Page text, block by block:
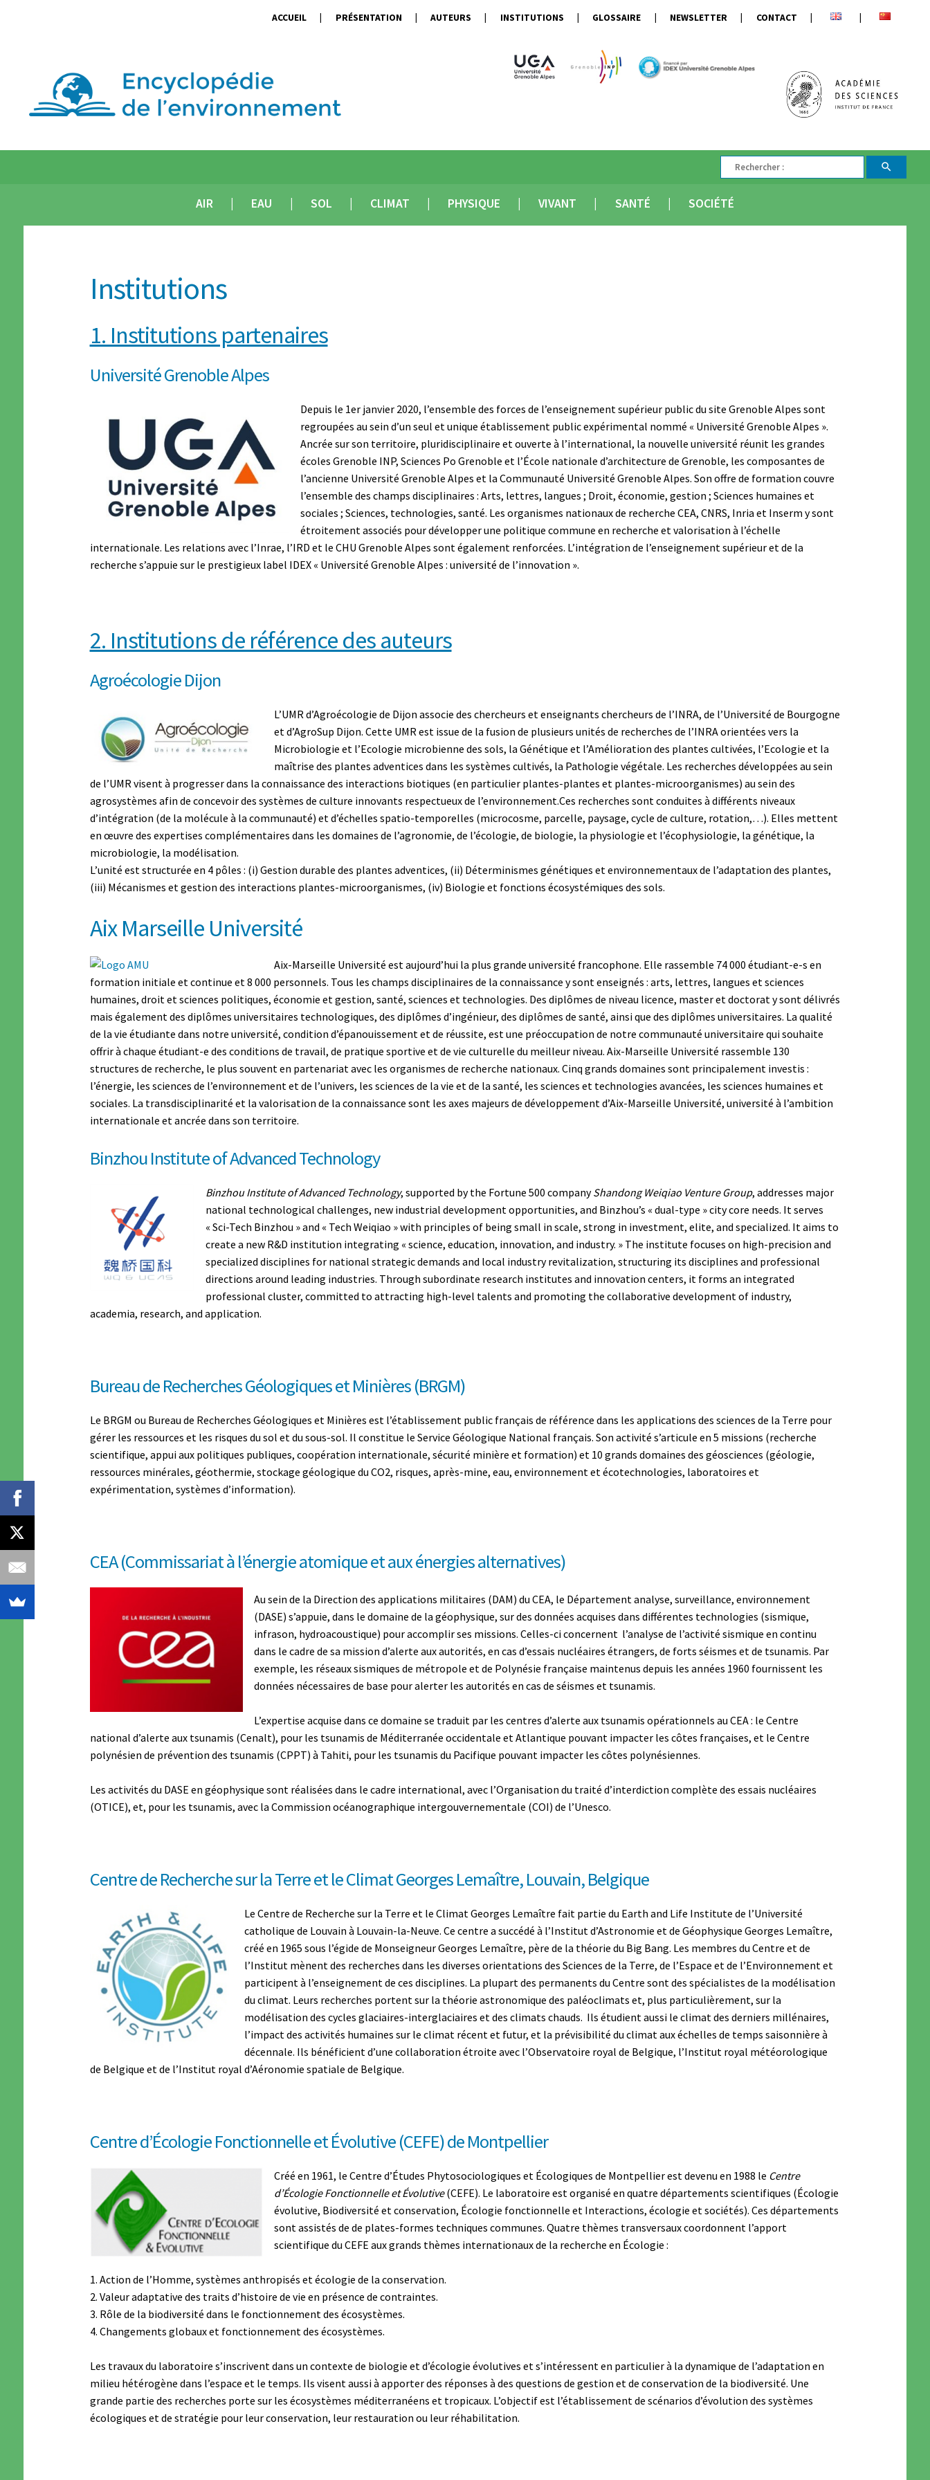
ACCUEIL PRÉSENTATION AUTEURS INSTITUTIONS GLOSSAIRE NEWSLETTER CONTACT
AIR EAU SOL CLIMAT PHYSIQUE VIVANT SANTÉ SOCIÉTÉ
Institutions
1. Institutions partenaires
Université Grenoble Alpes
Depuis le 1er janvier 2020, l’ensemble des forces de l’enseignement supérieur public du site Grenoble Alpes sont
regroupées au sein d’un seul et unique établissement public expérimental nommé « Université Grenoble Alpes ».
Ancrée sur son territoire, pluridisciplinaire et ouverte à l’international, la nouvelle université réunit les grandes
écoles Grenoble INP, Sciences Po Grenoble et l’École nationale d’architecture de Grenoble, les composantes de
l’ancienne Université Grenoble Alpes et la Communauté Université Grenoble Alpes. Son offre de formation couvre
l’ensemble des champs disciplinaires : Arts, lettres, langues ; Droit, économie, gestion ; Sciences humaines et
sociales ; Sciences, technologies, santé. Les organismes nationaux de recherche CEA, CNRS, Inria et Inserm y sont
étroitement associés pour développer une politique commune en recherche et valorisation à l’échelle
internationale. Les relations avec l’Inrae, l’IRD et le CHU Grenoble Alpes sont également renforcées. L’intégration de l’enseignement supérieur et de la
recherche s’appuie sur le prestigieux label IDEX « Université Grenoble Alpes : université de l’innovation ».
2. Institutions de référence des auteurs
Agroécologie Dijon
L’UMR d’Agroécologie de Dijon associe des chercheurs et enseignants chercheurs de l’INRA, de l’Université de Bourgogne
et d’AgroSup Dijon. Cette UMR est issue de la fusion de plusieurs unités de recherches de l’INRA orientées vers la
Microbiologie et l’Ecologie microbienne des sols, la Génétique et l’Amélioration des plantes cultivées, l’Ecologie et la
maîtrise des plantes adventices dans les systèmes cultivés, la Pathologie végétale. Les recherches développées au sein
de l’UMR visent à progresser dans la connaissance des interactions biotiques (en particulier plantes-plantes et plantes-microorganismes) au sein des
agrosystèmes afin de concevoir des systèmes de culture innovants respectueux de l’environnement.Ces recherches sont conduites à différents niveaux
d’intégration (de la molécule à la communauté) et d’échelles spatio-temporelles (microcosme, parcelle, paysage, cycle de culture, rotation,…). Elles mettent
en œuvre des expertises complémentaires dans les domaines de l’agronomie, de l’écologie, de biologie, la physiologie et l’écophysiologie, la génétique, la
microbiologie, la modélisation.
L’unité est structurée en 4 pôles : (i) Gestion durable des plantes adventices, (ii) Déterminismes génétiques et environnementaux de l’adaptation des plantes,
(iii) Mécanismes et gestion des interactions plantes-microorganismes, (iv) Biologie et fonctions écosystémiques des sols.
Aix Marseille Université
Aix-Marseille Université est aujourd’hui la plus grande université francophone. Elle rassemble 74 000 étudiant-e-s en
formation initiale et continue et 8 000 personnels. Tous les champs disciplinaires de la connaissance y sont enseignés ­: arts, lettres, langues et sciences
humaines­, droit et sciences politiques­, économie et gestion­, santé­, sciences et technologies. Des diplômes de niveau licence, master et doctorat y sont délivrés
mais également des diplômes universitaires technologiques, des diplômes d’ingénieur, des diplômes de santé, ainsi que des diplômes universitaires. La qualité
de la vie étudiante dans notre université, condition d’épanouissement et de réussite, est une préoccupation de notre communauté universitaire qui souhaite
offrir à chaque étudiant-e des conditions de travail, de pratique sportive et de vie culturelle du meilleur niveau. Aix-Marseille Université rassemble 130
structures de recherche, le plus souvent en partenariat avec les organismes de recherche nationaux. Cinq grands domaines sont principalement investis ­:
l’énergie­, les sciences de l’environnement et de l’univers­, les sciences de la vie et de la santé­, les sciences et technologies avancées, les sciences humaines et
sociales. La transdisciplinarité et la valorisation de la connaissance sont les axes majeurs de développement d’Aix-Marseille Université, université à l’ambition
internationale et ancrée dans son territoire.
Binzhou Institute of Advanced Technology
Binzhou Institute of Advanced Technology, supported by the Fortune 500 companyShandong Weiqiao Venture Group, addresses major
national technological challenges, new industrial development opportunities, and Binzhou’s « dual-type » city core needs. It serves
« Sci-Tech Binzhou » and « Tech Weiqiao » with principles of being small in scale, strong in investment, elite, and specialized. It aims to
create a new R&D institution integrating « science, education, innovation, and industry. » The institute focuses on high-precision and
specialized disciplines for national strategic demands and local industry revitalization, structuring its disciplines and professional
directions around leading industries. Through subordinate research institutes and innovation centers, it forms an integrated
professional cluster, committed to attracting high-level talents and promoting the collaborative development of industry,
academia, research, and application.
Bureau de Recherches Géologiques et Minières (BRGM)
Le BRGM ou Bureau de Recherches Géologiques et Minières est l’établissement public français de référence dans les applications des sciences de la Terre pour
gérer les ressources et les risques du sol et du sous-sol. Il constitue le Service Géologique National français. Son activité s’articule en 5 missions (recherche
scientifique, appui aux politiques publiques, coopération internationale, sécurité minière et formation) et 10 grands domaines des géosciences (géologie,
ressources minérales, géothermie, stockage géologique du CO2, risques, après-mine, eau, environnement et écotechnologies, laboratoires et
expérimentation, systèmes d’information).
CEA (Commissariat à l’énergie atomique et aux énergies alternatives)
Au sein de la Direction des applications militaires (DAM) du CEA, le Département analyse, surveillance, environnement
(DASE) s’appuie, dans le domaine de la géophysique, sur des données acquises dans différentes technologies (sismique,
infrason, hydroacoustique) pour accomplir ses missions. Celles-ci concernent l’analyse de l’activité sismique en continu
dans le cadre de sa mission d’alerte aux autorités, en cas d’essais nucléaires étrangers, de forts séismes et de tsunamis. Par
exemple, les réseaux sismiques de métropole et de Polynésie française maintenus depuis les années 1960 fournissent les
données nécessaires de base pour alerter les autorités en cas de séismes et tsunamis.
L’expertise acquise dans ce domaine se traduit par les centres d’alerte aux tsunamis opérationnels au CEA : le Centre
national d’alerte aux tsunamis (Cenalt), pour les tsunamis de Méditerranée occidentale et Atlantique pouvant impacter les côtes françaises, et le Centre
polynésien de prévention des tsunamis (CPPT) à Tahiti, pour les tsunamis du Pacifique pouvant impacter les côtes polynésiennes.
Les activités du DASE en géophysique sont réalisées dans le cadre international, avec l’Organisation du traité d’interdiction complète des essais nucléaires
(OTICE), et, pour les tsunamis, avec la Commission océanographique intergouvernementale (COI) de l’Unesco.
Centre de Recherche sur la Terre et le Climat Georges Lemaître, Louvain, Belgique
Le Centre de Recherche sur la Terre et le Climat Georges Lemaître fait partie du Earth and Life Institute de l’Université
catholique de Louvain à Louvain-la-Neuve. Ce centre a succédé à l’Institut d’Astronomie et de Géophysique Georges Lemaître,
créé en 1965 sous l’égide de Monseigneur Georges Lemaître, père de la théorie du Big Bang. Les membres du Centre et de
l’Institut mènent des recherches dans les diverses orientations des Sciences de la Terre, de l’Espace et de l’Environnement et
participent à l’enseignement de ces disciplines. La plupart des permanents du Centre sont des spécialistes de la modélisation
du climat. Leurs recherches portent sur la théorie astronomique des paléoclimats et, plus particulièrement, sur la
modélisation des cycles glaciaires-interglaciaires et des climats chauds. Ils étudient aussi le climat des derniers millénaires,
l’impact des activités humaines sur le climat récent et futur, et la prévisibilité du climat aux échelles de temps saisonnière à
décennale. Ils bénéficient d’une collaboration étroite avec l’Observatoire royal de Belgique, l’Institut royal météorologique
de Belgique et de l’Institut royal d’Aéronomie spatiale de Belgique.
Centre d’Écologie Fonctionnelle et Évolutive (CEFE) de Montpellier
Créé en 1961, le Centre d’Études Phytosociologiques et Écologiques de Montpellier est devenu en 1988 le Centre
d’Écologie Fonctionnelle et Évolutive(CEFE). Le laboratoire est organisé en quatre départements scientifiques (Écologie
évolutive, Biodiversité et conservation, Écologie fonctionnelle et Interactions, écologie et sociétés). Ces départements
sont assistés de de plates-formes techniques communes. Quatre thèmes transversaux coordonnent l’apport
scientifique du CEFE aux grands thèmes internationaux de la recherche en Écologie :
Action de l’Homme, systèmes anthropisés et écologie de la conservation.
2. Valeur adaptative des traits d’histoire de vie en présence de contraintes.
3. Rôle de la biodiversité dans le fonctionnement des écosystèmes.
4. Changements globaux et fonctionnement des écosystèmes.
Les travaux du laboratoire s’inscrivent dans un contexte de biologie et d’écologie évolutives et s’intéressent en particulier à la dynamique de l’adaptation en
milieu hétérogène dans l’espace et le temps. Ils visent aussi à apporter des réponses à des questions de gestion et de conservation de la biodiversité. Une
grande partie des recherches porte sur les écosystèmes méditerranéens et tropicaux. L’objectif est l’établissement de scénarios d’évolution des systèmes
écologiques et de stratégie pour leur conservation, leur restauration ou leur réhabilitation.